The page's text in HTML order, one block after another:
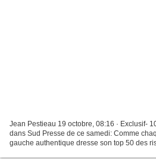
Jean Pestieau 19 octobre, 08:16 · Exclusif-
dans Sud Presse de ce samedi: Comme
gauche authentique dresse son top 50 des